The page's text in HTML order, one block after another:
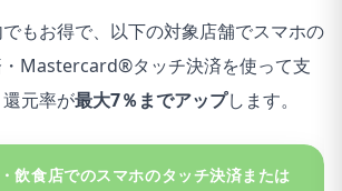
もお得で、以下の対象店舗でスマホの
Mastercard®タッチ決済を使って支
元率が最大7％までアップします。
飲食店でのスマホのタッチ決済または